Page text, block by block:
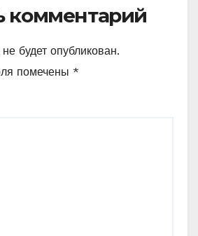
комментарий
будет опубликован.
помечены *